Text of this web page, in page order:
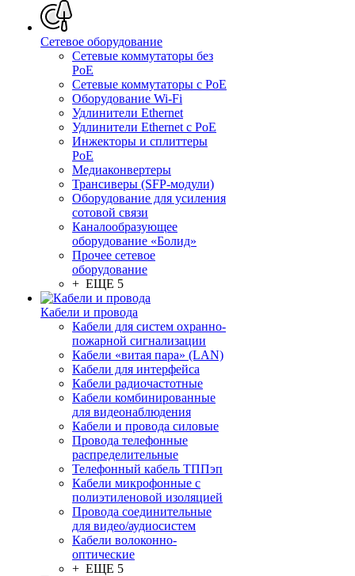
Сетевое оборудование
Сетевые коммутаторы без
PoE
Сетевые коммутаторы с PoE
Оборудование Wi-Fi
Удлинители Ethernet
Удлинители Ethernet с PoE
Инжекторы и сплиттеры
PoE
Медиаконвертеры
Трансиверы (SFP-модули)
Оборудование для усиления
сотовой связи
Каналообразующее
оборудование «Болид»
Прочее сетевое
оборудование
+ ЕЩЕ 5
Кабели и провода
Кабели для систем охранно-
пожарной сигнализации
Кабели «витая пара» (LAN)
Кабели для интерфейса
Кабели радиочастотные
Кабели комбинированные
для видеонаблюдения
Кабели и провода силовые
Провода телефонные
распределительные
Телефонный кабель ТППэп
Кабели микрофонные с
полиэтиленовой изоляцией
Провода соединительные
для видео/аудиосистем
Кабели волоконно-
оптические
+ ЕЩЕ 5